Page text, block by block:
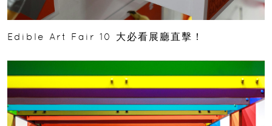
Edible Art Fair 10 大必看展廳直擊！